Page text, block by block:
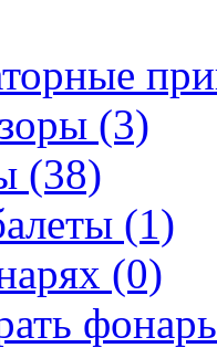
(3)
(38)
(1)
(0)